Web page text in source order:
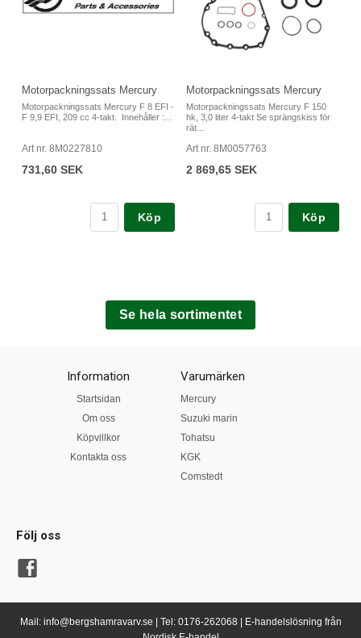
Motorpackningssats Mercury
Motorpackningssats Mercury F 8 EFI -
F 9,9 EFI, 209 cc 4-takt. Innehåller :...
Art nr. 8M0227810
731,60 SEK
Köp
Motorpackningssats Mercury
Motorpackningssats Mercury F 150
hk, 3,0 liter 4-takt Se sprängskiss för
rät...
Art nr. 8M0057763
2 869,65 SEK
Köp
Se hela sortimentet
Information
Startsidan
Om oss
Köpvillkor
Kontakta oss
Varumärken
Mercury
Suzuki marin
Tohatsu
KGK
Comstedt
Följ oss
Mail: info@bergshamravarv.se | Tel: 0176-262068 | E-handelslösning från